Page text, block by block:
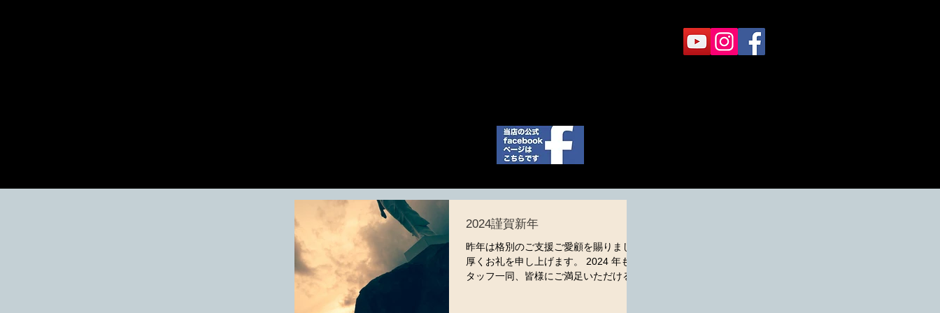
2024謹賀新年
昨年は格別のご支援ご愛顧を賜りまして
厚くお礼を申し上げます。 2024 年もス
タッフ一同、皆様にご満足いただけるサ